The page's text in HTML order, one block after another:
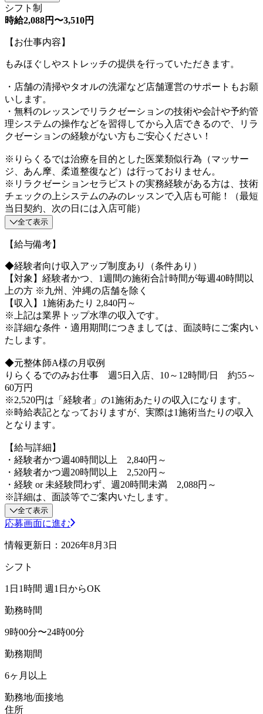
シフト制
時給2,088円〜3,510円
【お仕事内容】
もみほぐしやストレッチの提供を行っていただきます。
・店舗の清掃やタオルの洗濯など店舗運営のサポートもお願
いします。
・無料のレッスンでリラクゼーションの技術や会計や予約管
理システムの操作などを習得してから入店できるので、リラ
クゼーションの経験がない方もご安心ください！
※りらくるでは治療を目的とした医業類似行為（マッサー
ジ、あん摩、柔道整復など）は行っておりません。
※リラクゼーションセラピストの実務経験がある方は、技術
チェックの上システムのみのレッスンで入店も可能！（最短
当日契約、次の日には入店可能）
全て表示
【給与備考】
◆経験者向け収入アップ制度あり（条件あり）
【対象】経験者かつ、1週間の施術合計時間が毎週40時間以
上の方 ※九州、沖縄の店舗を除く
【収入】1施術あたり 2,840円～
※上記は業界トップ水準の収入です。
※詳細な条件・適用期間につきましては、面談時にご案内い
たします。
◆元整体師A様の月収例
りらくるでのみお仕事 週5日入店、10～12時間/日 約55～
60万円
※2,520円は「経験者」の1施術あたりの収入になります。
※時給表記となっておりますが、実際は1施術当たりの収入
となります。
【給与詳細】
・経験者かつ週40時間以上 2,840円～
・経験者かつ週20時間以上 2,520円～
・経験 or 未経験問わず、週20時間未満 2,088円～
※詳細は、面談等でご案内いたします。
全て表示
応募画面に進む
情報更新日：2026年8月3日
シフト
1日1時間 週1日からOK
勤務時間
9時00分〜24時00分
勤務期間
6ヶ月以上
勤務地/面接地
住所